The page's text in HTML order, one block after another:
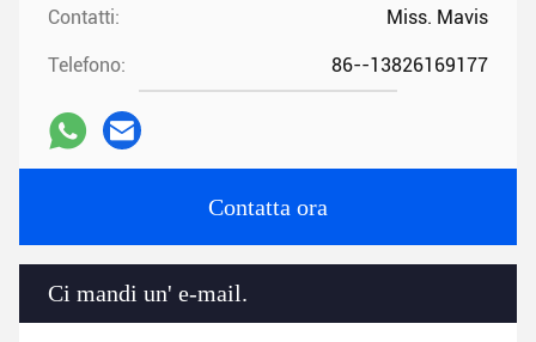
Contatti: Miss. Mavis
Telefono: 86--13826169177
Contatta ora
Ci mandi un' e-mail.